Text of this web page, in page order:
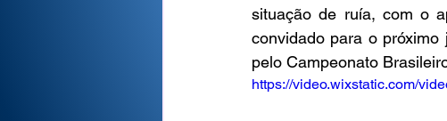
situação de ruía, com o
convidado para o
pelo Campeonato
https://video.wixstatic.com/